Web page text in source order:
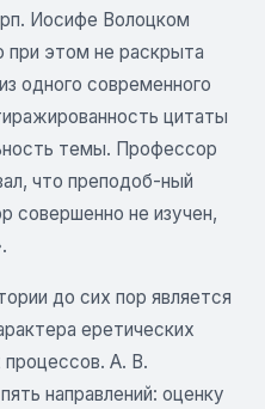
Иосифе Волоцком
при этом не раскрыта
одного современного
цитаты
темы. Профессор
что преподоб-ный
совершенно не изучен,
до сих пор является
еретических
А. В.
направлений: оценку